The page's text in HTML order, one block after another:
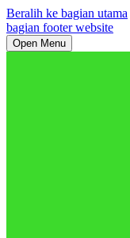
Beralih ke bagian utama
bagian footer website
Open Menu